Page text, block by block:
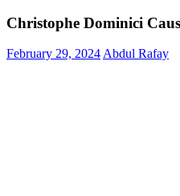
Christophe Dominici
February 29, 2024Abdul Rafay